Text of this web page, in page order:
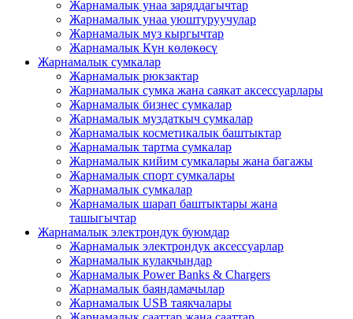
Жарнамалык унаа заряддагычтар
Жарнамалык унаа уюштуруучулар
Жарнамалык муз кыргычтар
Жарнамалык Күн көлөкөсү
Жарнамалык сумкалар
Жарнамалык рюкзактар
Жарнамалык сумка жана саякат аксессуарлары
Жарнамалык бизнес сумкалар
Жарнамалык муздаткыч сумкалар
Жарнамалык косметикалык баштыктар
Жарнамалык тартма сумкалар
Жарнамалык кийим сумкалары жана багажы
Жарнамалык спорт сумкалары
Жарнамалык сумкалар
Жарнамалык шарап баштыктары жана
ташыгычтар
Жарнамалык электрондук буюмдар
Жарнамалык электрондук аксессуарлар
Жарнамалык кулакчындар
Жарнамалык Power Banks & Chargers
Жарнамалык баяндамачылар
Жарнамалык USB таякчалары